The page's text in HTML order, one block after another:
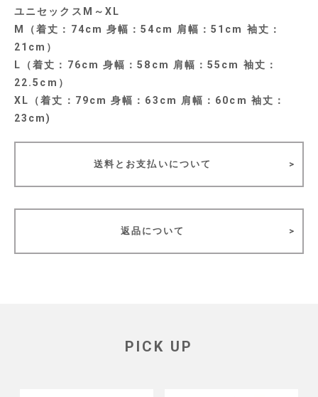
ユニセックスM～XL
M（着丈：74cm 身幅：54cm 肩幅：51cm 袖丈：
21cm）
L（着丈：76cm 身幅：58cm 肩幅：55cm 袖丈：
22.5cm）
XL（着丈：79cm 身幅：63cm 肩幅：60cm 袖丈：
23cm)
送料とお支払いについて
返品について
PICK UP